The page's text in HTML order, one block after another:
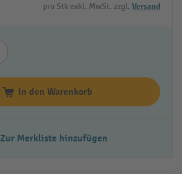
pro Stk exkl. MwSt. zzgl. Versand
In den Warenkorb
Zur Merkliste hinzufügen